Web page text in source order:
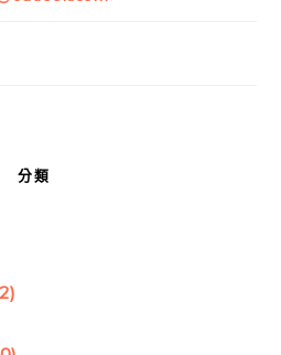
分類